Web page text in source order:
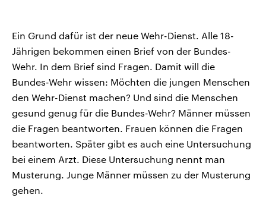
Ein Grund dafür ist der neue Wehr-Dienst. Alle 18-
Jährigen bekommen einen Brief von der Bundes-
Wehr. In dem Brief sind Fragen. Damit will die
Bundes-Wehr wissen: Möchten die jungen Menschen
den Wehr-Dienst machen? Und sind die Menschen
gesund genug für die Bundes-Wehr? Männer müssen
die Fragen beantworten. Frauen können die Fragen
beantworten. Später gibt es auch eine Untersuchung
bei einem Arzt. Diese Untersuchung nennt man
Musterung. Junge Männer müssen zu der Musterung
gehen.